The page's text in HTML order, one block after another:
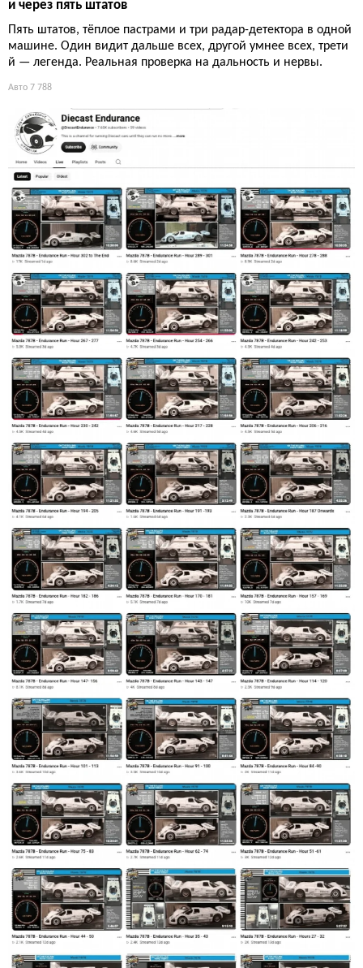
и через пять штатов
Пять штатов, тёплое пастрами и три радар-детектора в одной
машине. Один видит дальше всех, другой умнее всех, трети
й — легенда. Реальная проверка на дальность и нервы.
Авто 7 788